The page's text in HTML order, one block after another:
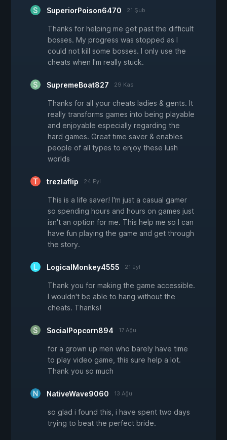
SuperiorPoison6470 21 Şub
Thanks for helping me get past the difficult
bosses. My progress was stopped as I
could not kill some bosses. I only use the
cheats when I'm really stuck.
SupremeBoat827 29 Kas
Thanks for all your cheats ladies & gents. It
really transforms games into being playable
and enjoyable especially regarding the
hard games. Great time saver & enables
people of all types to enjoy these lush
worlds
trezlaflip 24 Eyl
This is a life saver! I'm just a casual gamer
so spending hours and hours on games just
isn't an option for me. This help me so I can
have fun playing the game and get through
the story.
LogicalMonkey4555 21 Eyl
Thank you for making the game accessible.
I wouldn't be able to hang without the
cheats. Thanks!
SocialPopcorn894 17 Ağu
for a grown up men who barely have time
to play video game, this sure help a lot.
Thank you so much
NativeWave9060 13 Ağu
so glad i found this, i have spent two days
trying to beat the perfect bride.